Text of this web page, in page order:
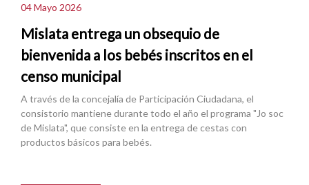
04 Mayo 2026
Mislata entrega un obsequio de
bienvenida a los bebés inscritos en el
censo municipal
A través de la concejalía de Participación Ciudadana, el
consistorio mantiene durante todo el año el programa "Jo soc
de Mislata", que consiste en la entrega de cestas con
productos básicos para bebés.